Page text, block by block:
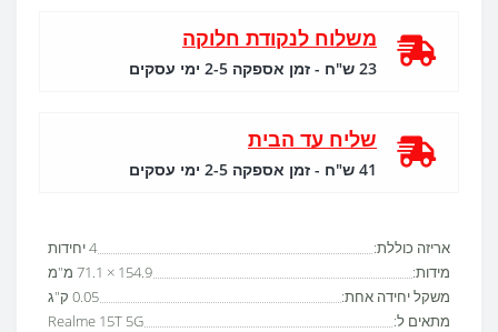
אריזה כוללת:
4 יחידות
מידות:
154.9 × 71.1 מ"מ
משקל יחידה אחת:
0.05 ק"ג
מתאים ל:
Realme 15T 5G
משלוח לנקודת חלוקה
23 ש"ח - זמן אספקה 2-5 ימי עסקים
שליח עד הבית
41 ש"ח - זמן אספקה 2-5 ימי עסקים